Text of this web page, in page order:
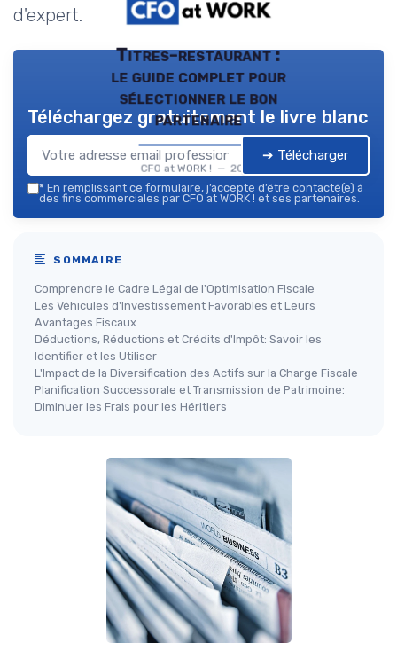
d'expert.
Titres-restaurant :
le guide complet pour
sélectionner le bon
partenaire
CFO at WORK ! — 2026
Téléchargez gratuitement le livre blanc
➔ Télécharger
* En remplissant ce formulaire, j’accepte d’être contacté(e) à
des fins commerciales par CFO at WORK ! et ses partenaires.
SOMMAIRE
Comprendre le Cadre Légal de l'Optimisation Fiscale
Les Véhicules d'Investissement Favorables et Leurs
Avantages Fiscaux
Déductions, Réductions et Crédits d'Impôt: Savoir les
Identifier et les Utiliser
L'Impact de la Diversification des Actifs sur la Charge Fiscale
Planification Successorale et Transmission de Patrimoine:
Diminuer les Frais pour les Héritiers